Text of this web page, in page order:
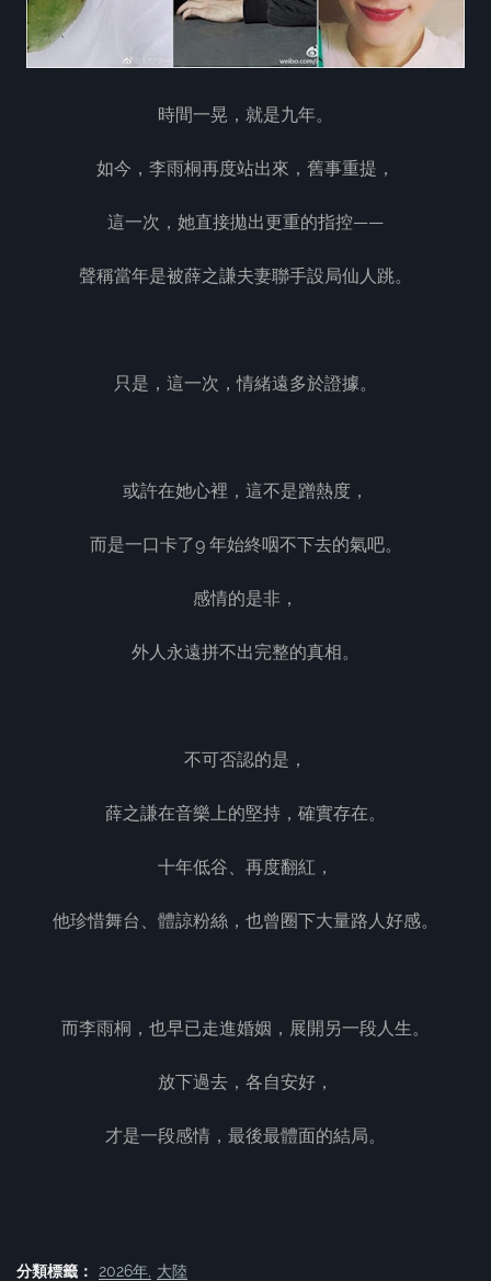
時間一晃，就是九年。
如今，李雨桐再度站出來，舊事重提，
這一次，她直接拋出更重的指控——
聲稱當年是被薛之謙夫妻聯手設局仙人跳。
只是，這一次，情緒遠多於證據。
或許在她心裡，這不是蹭熱度，
而是一口卡了9 年始終咽不下去的氣吧。
感情的是非，
外人永遠拼不出完整的真相。
不可否認的是，
薛之謙在音樂上的堅持，確實存在。
十年低谷、再度翻紅，
他珍惜舞台、體諒粉絲，也曾圈下大量路人好感。
而李雨桐，也早已走進婚姻，展開另一段人生。
放下過去，各自安好，
才是一段感情，最後最體面的結局。
分類標籤： 2026年 大陸